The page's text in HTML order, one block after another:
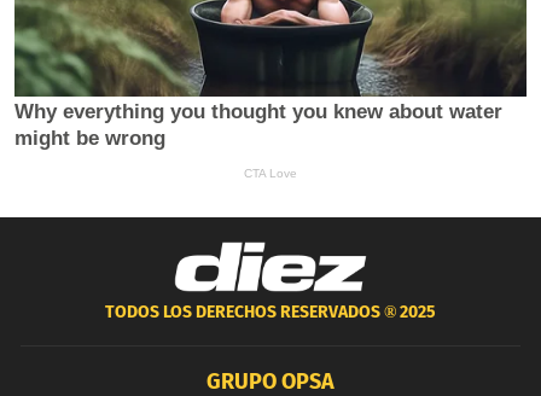
TODOS LOS DERECHOS RESERVADOS ®2025
GRUPO OPSA